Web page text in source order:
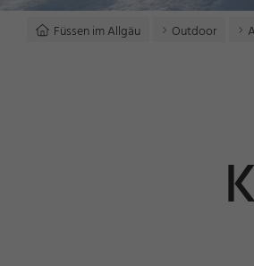
Füssen im Allgäu Outdoor